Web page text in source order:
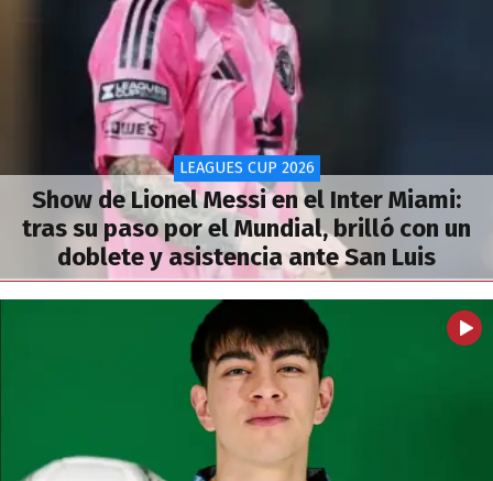
LEAGUES CUP 2026
Show de Lionel Messi en el Inter Miami:
tras su paso por el Mundial, brilló con un
doblete y asistencia ante San Luis